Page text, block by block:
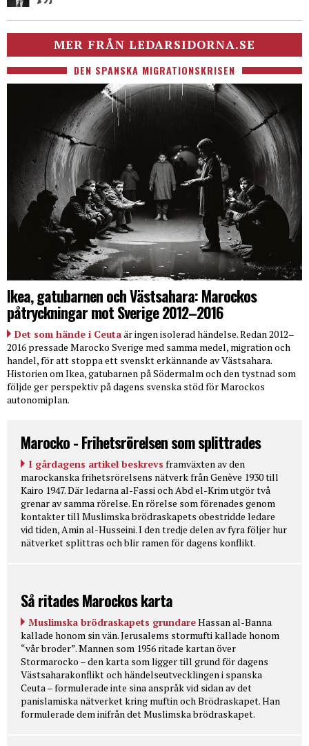
MER FRÅN LEDARSIDORNA.SE
DEN SPANSKA MIGRATIONSKRISEN
Ikea, gatubarnen och Västsahara: Marockos
påtryckningar mot Sverige 2012–2016
Det som hände i Ceutaär ingen isolerad händelse. Redan 2012–
2016 pressade Marocko Sverige med samma medel, migration och
handel, för att stoppa ett svenskt erkännande av Västsahara.
Historien om Ikea, gatubarnen på Södermalm och den tystnad som
följde ger perspektiv på dagens svenska stöd för Marockos
autonomiplan.
Marocko - Frihetsrörelsen som splittrades
I gårdagens artikel beskrevs framväxten av den
marockanska frihetsrörelsens nätverk från Genève 1930 till
Kairo 1947. Där ledarna al-Fassi och Abd el-Krim utgör två
grenar av samma rörelse. En rörelse som förenades genom
kontakter till Muslimska brödraskapets obestridde ledare
vid tiden, Amin al-Husseini. I den tredje delen av fyra följer hur
nätverket splittras och blir ramen för dagens konflikt.
Så ritades Marockos karta
Muslimska brödraskapets grundareHassan al-Banna
kallade honom sin vän. Jerusalems stormufti kallade honom
“vår broder”. Mannen som 1956 ritade kartan över
Stormarocko – den karta som ligger till grund för dagens
Västsaharakonflikt och händelseutvecklingen i spanska
Ceuta – formulerade inte sina anspråk vid sidan av det
panislamiska nätverket kring muftin och Brödraskapet. Han
formulerade dem inifrån det Muslimska brödraskapet.